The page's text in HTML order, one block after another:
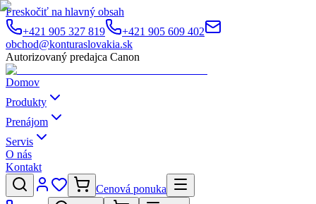
Preskočiť na hlavný obsah
+421 905 327 819
+421 905 609 402
obchod@konturaslovakia.sk
Autorizovaný predajca Canon
Domov
Produkty
Prenájom
Servis
O nás
Kontakt
Cenová ponuka